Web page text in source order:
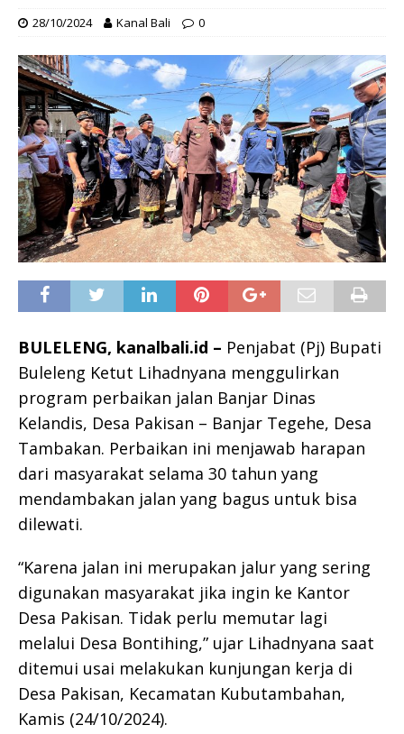
28/10/2024 Kanal Bali 0
BULELENG, kanalbali.id – Penjabat (Pj) Bupati
Buleleng Ketut Lihadnyana menggulirkan
program perbaikan jalan Banjar Dinas
Kelandis, Desa Pakisan – Banjar Tegehe, Desa
Tambakan. Perbaikan ini menjawab harapan
dari masyarakat selama 30 tahun yang
mendambakan jalan yang bagus untuk bisa
dilewati.
“Karena jalan ini merupakan jalur yang sering
digunakan masyarakat jika ingin ke Kantor
Desa Pakisan. Tidak perlu memutar lagi
melalui Desa Bontihing,” ujar Lihadnyana saat
ditemui usai melakukan kunjungan kerja di
Desa Pakisan, Kecamatan Kubutambahan,
Kamis (24/10/2024).